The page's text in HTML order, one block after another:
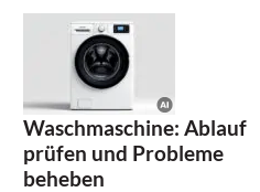
Waschmaschine: Ablauf
prüfen und Probleme
beheben